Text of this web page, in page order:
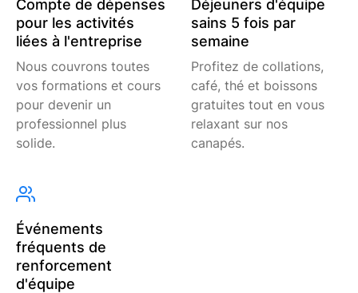
Compte de dépenses
pour les activités
liées à l'entreprise
Nous couvrons toutes
vos formations et cours
pour devenir un
professionnel plus
solide.
Déjeuners d'équipe
sains 5 fois par
semaine
Profitez de collations,
café, thé et boissons
gratuites tout en vous
relaxant sur nos
canapés.
Événements
fréquents de
renforcement
d'équipe